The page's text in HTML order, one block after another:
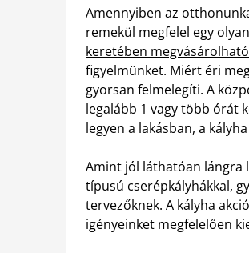
Amennyiben az
remekül megfelel egy
keretében megvásárolható
figyelmünket. Miért éri
gyorsan felmelegíti. A
legalább 1 vagy több órát
legyen a lakásban, a
Amint jól láthatóan lángra
típusú cserépkályhákkal,
tervezőknek. A kályha
igényeinket megfelelően